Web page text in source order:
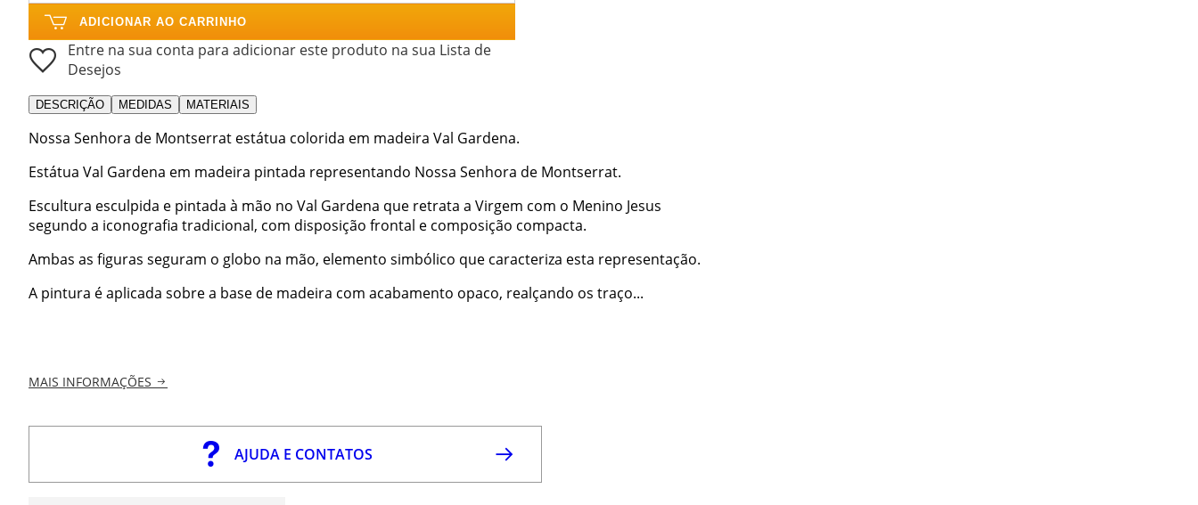
ADICIONAR AO CARRINHO
Entre na sua conta para adicionar este produto na sua Lista de
Desejos
DESCRIÇÃO MEDIDAS MATERIAIS
Nossa Senhora de Montserrat estátua colorida em madeira Val Gardena.
Estátua Val Gardena em madeira pintada representando Nossa Senhora de Montserrat.
Escultura esculpida e pintada à mão no Val Gardena que retrata a Virgem com o Menino Jesus
segundo a iconografia tradicional, com disposição frontal e composição compacta.
Ambas as figuras seguram o globo na mão, elemento simbólico que caracteriza esta representação.
A pintura é aplicada sobre a base de madeira com acabamento opaco, realçando os traço...
MAIS INFORMAÇÕES
AJUDA E CONTATOS